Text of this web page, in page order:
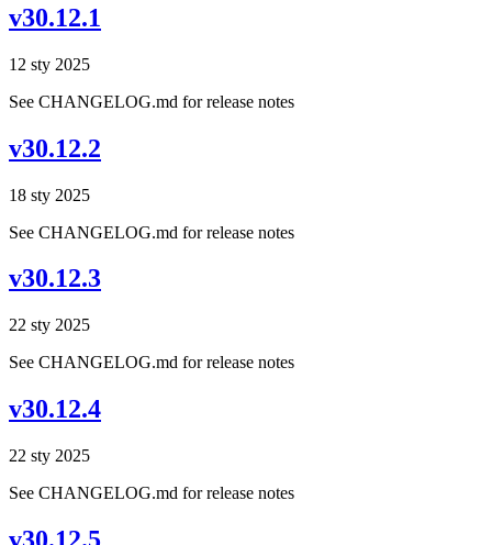
v30.12.1
12 sty 2025
See CHANGELOG.md for release notes
v30.12.2
18 sty 2025
See CHANGELOG.md for release notes
v30.12.3
22 sty 2025
See CHANGELOG.md for release notes
v30.12.4
22 sty 2025
See CHANGELOG.md for release notes